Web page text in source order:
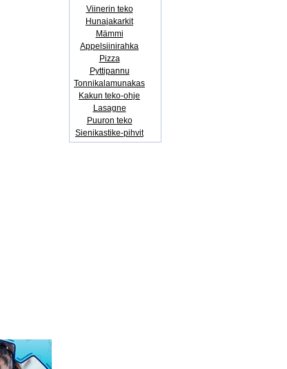
Viinerin teko
Hunajakarkit
Mämmi
Appelsiinirahka
Pizza
Pyttipannu
Tonnikalamunakas
Kakun teko-ohje
Lasagne
Puuron teko
Sienikastike-pihvit